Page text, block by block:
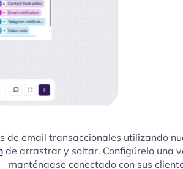
de email transaccionales utilizando
de arrastrar y soltar. Configúrelo una
manténgase conectado con sus